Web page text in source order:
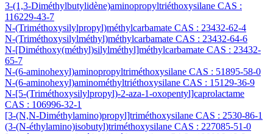
3-(1,3-Diméthylbutylidène)aminopropyltriéthoxysilane CAS :
116229-43-7
N-(Triméthoxysilylpropyl)méthylcarbamate CAS : 23432-62-4
N-(Triméthoxysilylméthyl)méthylcarbamate CAS : 23432-64-6
N-[Diméthoxy(méthyl)silylméthyl]méthylcarbamate CAS : 23432-
65-7
N-(6-aminohexyl)aminopropyltriméthoxysilane CAS : 51895-58-0
N-(6-aminohexyl)aminométhyltriéthoxysilane CAS : 15129-36-9
N-[5-(Triméthoxysilylpropyl)-2-aza-1-oxopentyl]caprolactame
CAS : 106996-32-1
[3-(N,N-Diméthylamino)propyl]triméthoxysilane CAS : 2530-86-1
(3-(N-éthylamino)isobutyl)triméthoxysilane CAS : 227085-51-0